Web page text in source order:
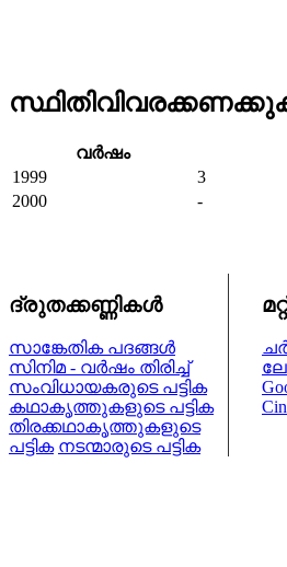
വര്‍ഷം
1999
3
2000
-
ദ്രുതക്കണ്ണികള്‍
സാങ്കേതിക പദങ്ങള്‍
സിനിമ - വര്‍ഷം തിരിച്ച്
സംവിധായകരുടെ പട്ടിക
കഥാകൃത്തുകളുടെ പട്ടിക
തിരക്കഥാകൃത്തുകളുടെ
പട്ടിക നടന്മാരുടെ പട്ടിക